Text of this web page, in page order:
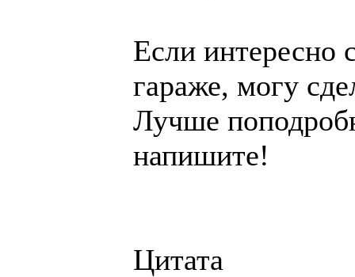
Если интересно
гараже, могу
Лучше
напишите!
Цитата